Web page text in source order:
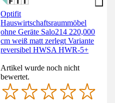
Optifit
Hauswirtschaftsraummöbel
ohne Geräte Salo214 220,000
cm weiß matt zerlegt Variante
reversibel HWSA HWR-5+
Artikel wurde noch nicht
bewertet.